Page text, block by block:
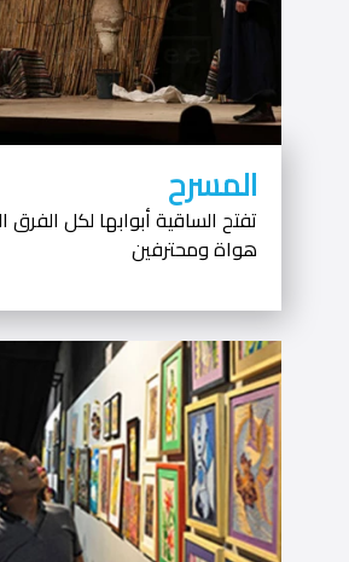
المسرح
تفتح الساقية أبوابها لكل
هواة ومحترفين